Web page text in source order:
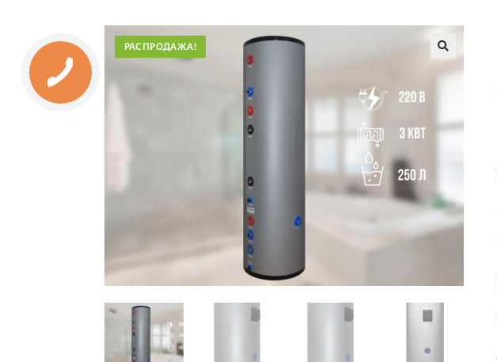
РАСПРОДАЖА!